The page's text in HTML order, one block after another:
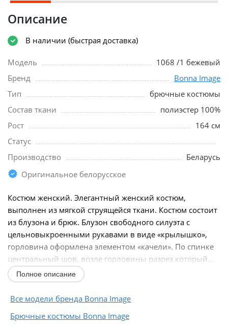
Описание
В наличии (быстрая доставка)
Модель
1068 /1 бежевый
Бренд
Bonna Image
Тип
брючные костюмы
Состав ткани
полиэстер 100%
Рост
164 см
Статус
Производство
Беларусь
Оригинальное белорусское
Костюм женский. Элегантный женский костюм,
выполнен из мягкой струящейся ткани. Костюм состоит
из блузона и брюк. Блузон свободного силуэта с
цельновыкроенными рукавами в виде «крылышко»,
горловина оформлена элементом «качели». По спинке
центральный шов, возле горловины разрез который...
Полное описание
Все модели бренда Bonna Image
Брючные костюмы Bonna Image